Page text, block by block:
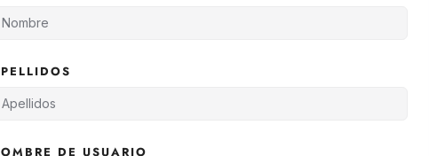
DE USUARIO